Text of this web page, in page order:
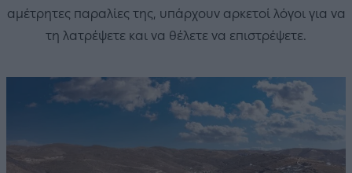
αμέτρητες παραλίες της, υπάρχουν αρκετοί λόγοι για να
τη λατρέψετε και να θέλετε να επιστρέψετε.